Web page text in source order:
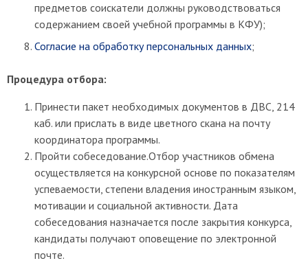
предметов соискатели должны руководствоваться
содержанием своей учебной программы в КФУ);
Согласие на обработку персональных данных;
Процедура отбора:
Принести пакет необходимых документов в ДВС, 214
каб. или прислать в виде цветного скана на почту
координатора программы.
Пройти собеседование.Отбор участников обмена
осуществляется на конкурсной основе по показателям
успеваемости, степени владения иностранным языком,
мотивации и социальной активности. Дата
собеседования назначается после закрытия конкурса,
кандидаты получают оповещение по электронной
почте.